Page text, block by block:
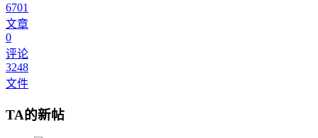
6701
文章
0
评论
3248
文件
TA的新帖